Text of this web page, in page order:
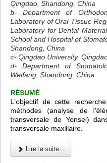
Qingdao, Shandong, China
b- Department of
Laboratory of Oral Tissue
Laboratory for Dental
School and Hospital of
Shandong, China
c- Qingdao University,
d- Department of
Weifang, Shandong, China
RÉSUMÉ
L'objectif de cette
méthodes (analyse de
transversale de Yonsei)
transversale maxillaire.
Lire la suite...